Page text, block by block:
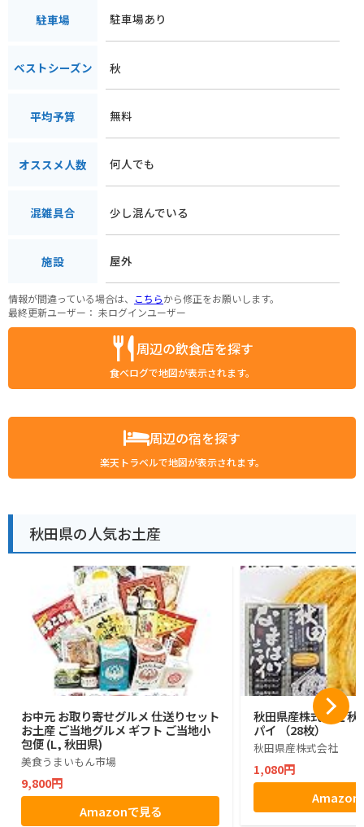
駐車場 駐車場あり
ベストシーズン 秋
平均予算 無料
オススメ人数 何人でも
混雑具合 少し混んでいる
施設 屋外
情報が間違っている場合は、 こちらから修正をお願いします。
最終更新ユーザー： 未ログインユーザー
周辺の飲食店を探す
食べログで地図が表示されます。
周辺の宿を探す
楽天トラベルで地図が表示されます。
秋田県の人気お土産
お中元 お取り寄せグルメ 仕送りセット
お土産 ご当地グルメ ギフト ご当地小
包便 (L, 秋田県)
美食うまいもん市場
9,800円
Amazonで見る
秋田県産株式会社 秋
パイ （28枚）
秋田県産株式会社
1,080円
Amazon